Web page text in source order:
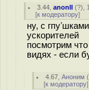
3.44 ,anonII (?),
[к модератору]
ну, с
ускорителей
посмотрим
видях - если
4.67 ,Аноним (
[к модератору]